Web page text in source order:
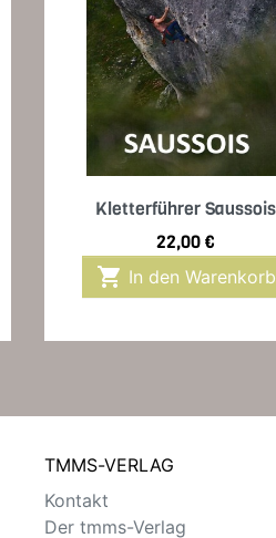
Vorschau
Kletterführer Saussois
Preis
22,00 €
 In den Warenkorb
TMMS-VERLAG
Kontakt
Der tmms-Verlag